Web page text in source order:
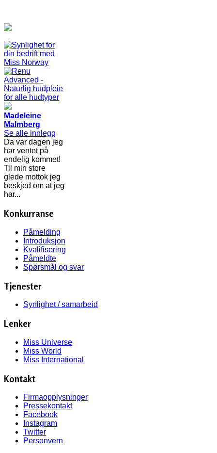
Madeleine
Malmberg
Se alle innlegg
Da var dagen jeg
har ventet på
endelig kommet!
Til min store
glede mottok jeg
beskjed om at jeg
har...
Konkurranse
Påmelding
Introduksjon
Kvalifisering
Påmeldte
Spørsmål og svar
Tjenester
Synlighet / samarbeid
Lenker
Miss Universe
Miss World
Miss International
Kontakt
Firmaopplysninger
Pressekontakt
Facebook
Instagram
Twitter
Personvern